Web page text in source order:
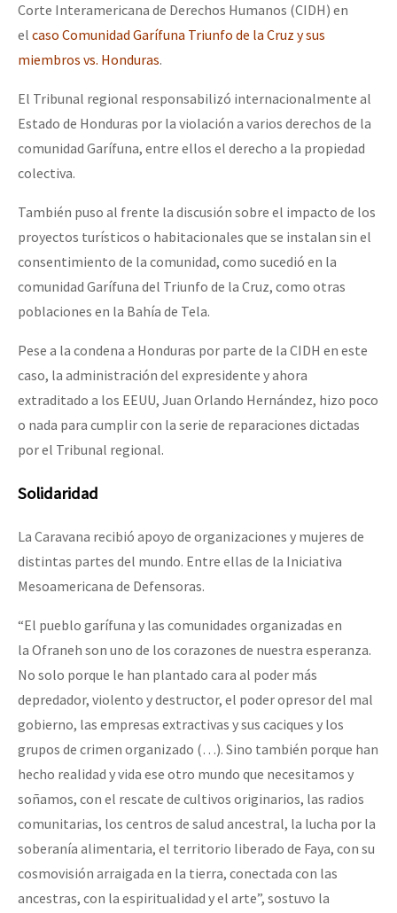
Corte Interamericana de Derechos Humanos (CIDH) en
el caso Comunidad Garífuna Triunfo de la Cruz y sus
miembros vs. Honduras.
El Tribunal regional responsabilizó internacionalmente al
Estado de Honduras por la violación a varios derechos de la
comunidad Garífuna, entre ellos el derecho a la propiedad
colectiva.
También puso al frente la discusión sobre el impacto de los
proyectos turísticos o habitacionales que se instalan sin el
consentimiento de la comunidad, como sucedió en la
comunidad Garífuna del Triunfo de la Cruz, como otras
poblaciones en la Bahía de Tela.
Pese a la condena a Honduras por parte de la CIDH en este
caso, la administración del expresidente y ahora
extraditado a los EEUU, Juan Orlando Hernández, hizo poco
o nada para cumplir con la serie de reparaciones dictadas
por el Tribunal regional.
Solidaridad
La Caravana recibió apoyo de organizaciones y mujeres de
distintas partes del mundo. Entre ellas de la Iniciativa
Mesoamericana de Defensoras.
“El pueblo garífuna y las comunidades organizadas en
la Ofraneh son uno de los corazones de nuestra esperanza.
No solo porque le han plantado cara al poder más
depredador, violento y destructor, el poder opresor del mal
gobierno, las empresas extractivas y sus caciques y los
grupos de crimen organizado (…). Sino también porque han
hecho realidad y vida ese otro mundo que necesitamos y
soñamos, con el rescate de cultivos originarios, las radios
comunitarias, los centros de salud ancestral, la lucha por la
soberanía alimentaria, el territorio liberado de Faya, con su
cosmovisión arraigada en la tierra, conectada con las
ancestras, con la espiritualidad y el arte”, sostuvo la